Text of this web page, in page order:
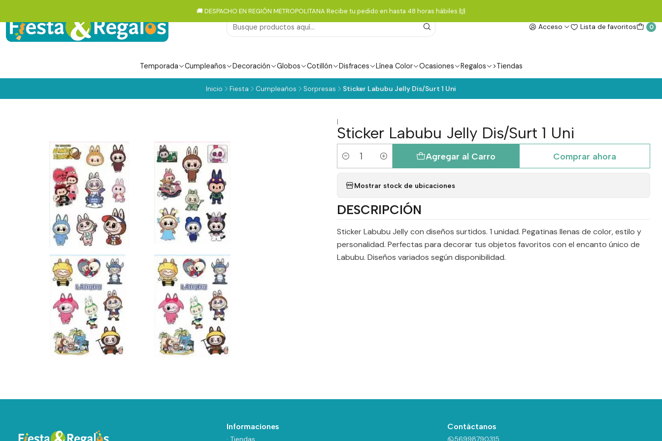
Acceso Lista de favoritos 0
Temporada Cumpleaños Decoración Globos Cotillón Disfraces Línea Color Ocasiones Regalos >Tiendas
🚚 DESPACHO EN REGIÓN METROPOLITANA Recibe tu pedido en hasta 48 horas hábiles 🙌
Inicio Fiesta Cumpleaños Sorpresas Sticker Labubu Jelly Dis/Surt 1 Uni
|
Sticker Labubu Jelly Dis/Surt 1 Uni
Cantidad
Agregar al Carro Comprar ahora
Mostrar stock de ubicaciones
DESCRIPCIÓN
Sticker Labubu Jelly con diseños surtidos. 1 unidad. Pegatinas llenas de color, estilo y
personalidad. Perfectas para decorar tus objetos favoritos con el encanto único de
Labubu. Diseños variados según disponibilidad.
Informaciones
· Tiendas
Contáctanos
56998790315